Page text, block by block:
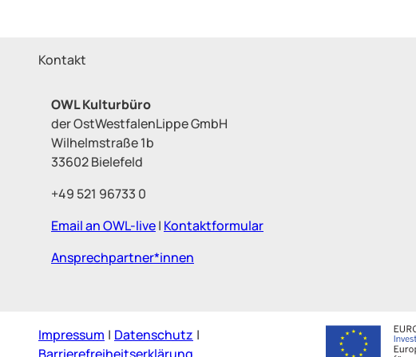
Kontakt
OWL Kulturbüro
der OstWestfalenLippe GmbH
Wilhelmstraße 1b
33602 Bielefeld
+49 521 96733 0
Email an OWL-live| Kontaktformular
Ansprechpartner*innen
Impressum
Datenschutz